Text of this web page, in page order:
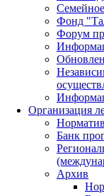
Фонд
Форум
Организация
Банк
Архив